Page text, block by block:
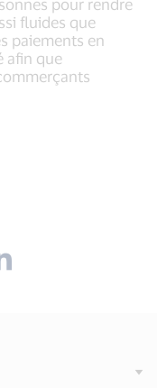
fluides que
paiements en
afin que